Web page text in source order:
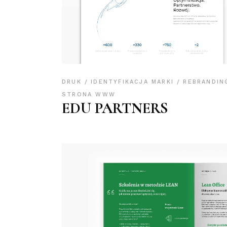
DRUK IDENTYFIKACJA MARKI
STRONA WWW
EDU PARTNERS